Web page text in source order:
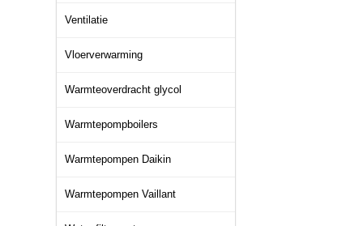
Ventilatie
Vloerverwarming
Warmteoverdracht glycol
Warmtepompboilers
Warmtepompen Daikin
Warmtepompen Vaillant